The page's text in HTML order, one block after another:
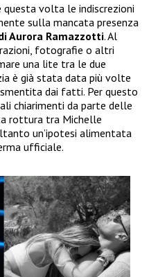
questa volta le indiscrezioni
sulla mancata presenza
Aurora Ramazzotti. Al
fotografie o altri
una lite tra le due
è già stata data più volte
dai fatti. Per questo
chiarimenti da parte delle
rottura tra Michelle
un’ipotesi alimentata
ufficiale.